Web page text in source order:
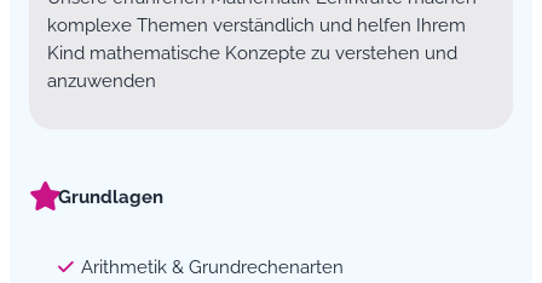
komplexe Themen verständlich und helfen Ihrem
Kind mathematische Konzepte zu verstehen und
anzuwenden
Grundlagen
Arithmetik & Grundrechenarten